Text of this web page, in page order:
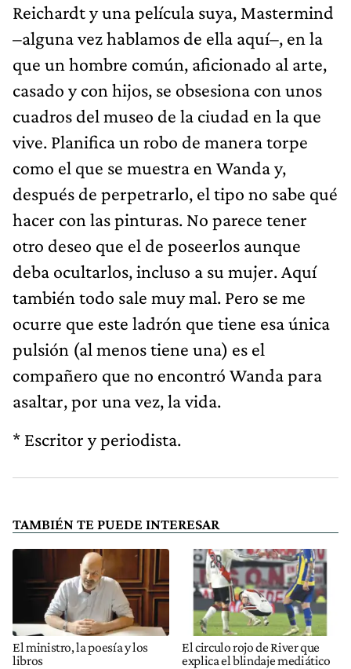
Reichardt y una película suya, Mastermind
–alguna vez hablamos de ella aquí–, en la
que un hombre común, aficionado al arte,
casado y con hijos, se obsesiona con unos
cuadros del museo de la ciudad en la que
vive. Planifica un robo de manera torpe
como el que se muestra en Wanda y,
después de perpetrarlo, el tipo no sabe qué
hacer con las pinturas. No parece tener
otro deseo que el de poseerlos aunque
deba ocultarlos, incluso a su mujer. Aquí
también todo sale muy mal. Pero se me
ocurre que este ladrón que tiene esa única
pulsión (al menos tiene una) es el
compañero que no encontró Wanda para
asaltar, por una vez, la vida.
* Escritor y periodista.
TAMBIÉN TE PUEDE INTERESAR
El ministro, la poesía y los
libros
El circulo rojo de River que
explica el blindaje mediático